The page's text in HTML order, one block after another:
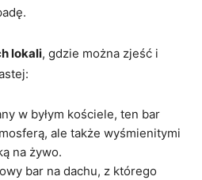
lokali, gdzie można zjeść i
w byłym kościele, ten bar
ale także wyśmienitymi
na żywo.
bar na dachu, z którego